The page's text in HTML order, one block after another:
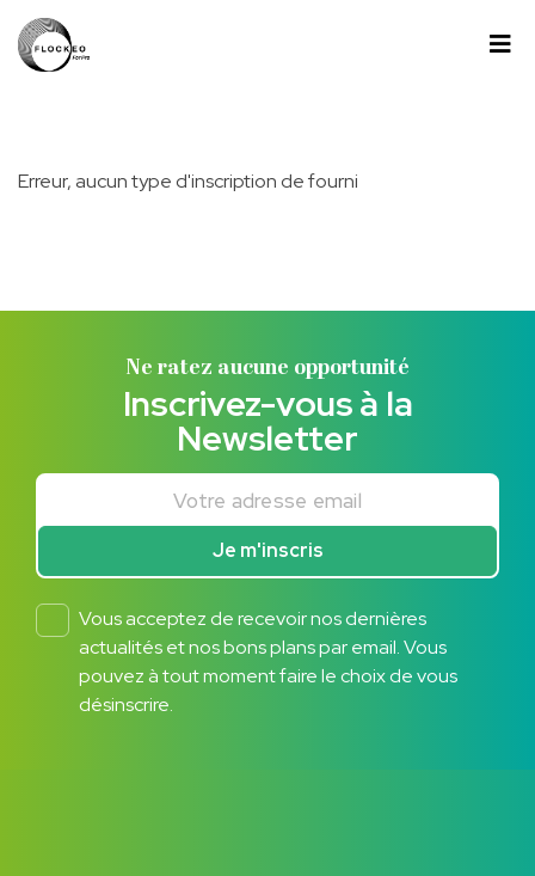
Passer au contenu
Erreur, aucun type d'inscription de fourni
Ne ratez aucune opportunité
Inscrivez-vous à la
Newsletter
Votre adresse email
Je m'inscris
Vous acceptez de recevoir nos dernières
actualités et nos bons plans par email. Vous
pouvez à tout moment faire le choix de vous
désinscrire.
Panneau de gestion des cookies